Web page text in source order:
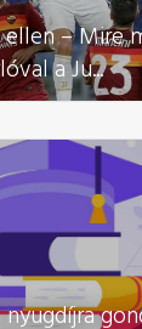
– Mire
a Ju...